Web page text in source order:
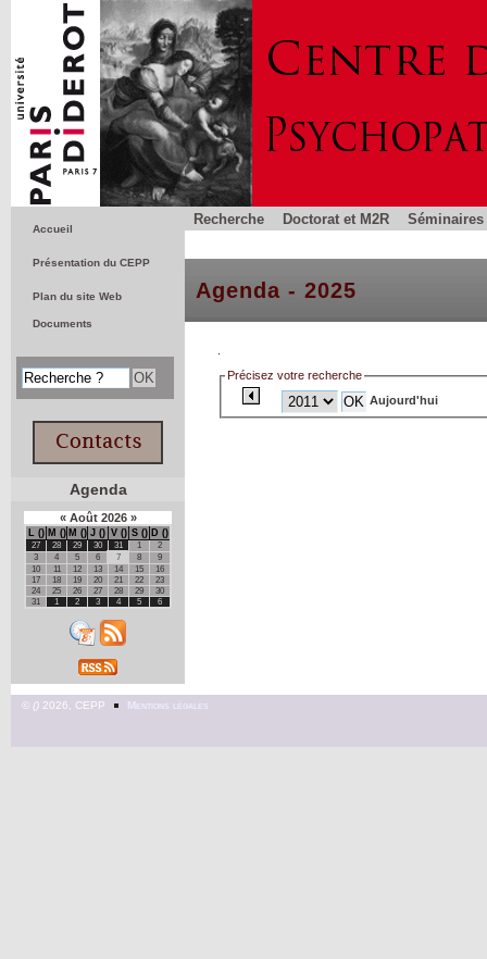
Recherche Doctorat et M2R
Agenda - 2025
Précisez votre recherche
Aujourd'hui
Accueil
Présentation du CEPP
Plan du site Web
Documents
Agenda
« Août 2026 »
L M M J V S D
27 28 29 30 31 1
2
3
4 5 6 7 8
9
10
11 12 13 14 15
16
17
18 19 20 21 22
23
24
25 26 27 28 29
30
31
1 2 3 4 5 6
© 2026, CEPP Mentions légales